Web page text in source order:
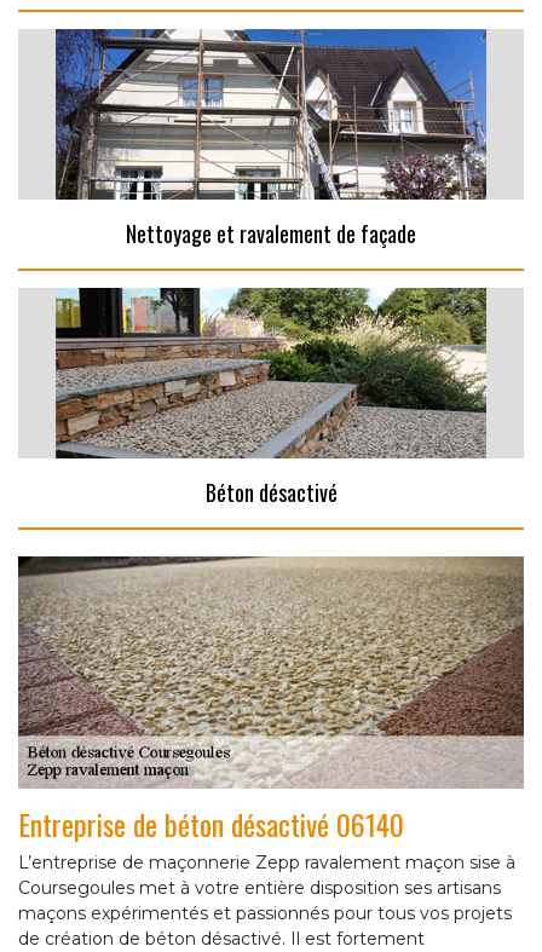
Nettoyage et ravalement de façade
Béton désactivé
Entreprise de béton désactivé 06140
L’entreprise de maçonnerie Zepp ravalement maçon sise à
Coursegoules met à votre entière disposition ses artisans
maçons expérimentés et passionnés pour tous vos projets
de création de béton désactivé. Il est fortement